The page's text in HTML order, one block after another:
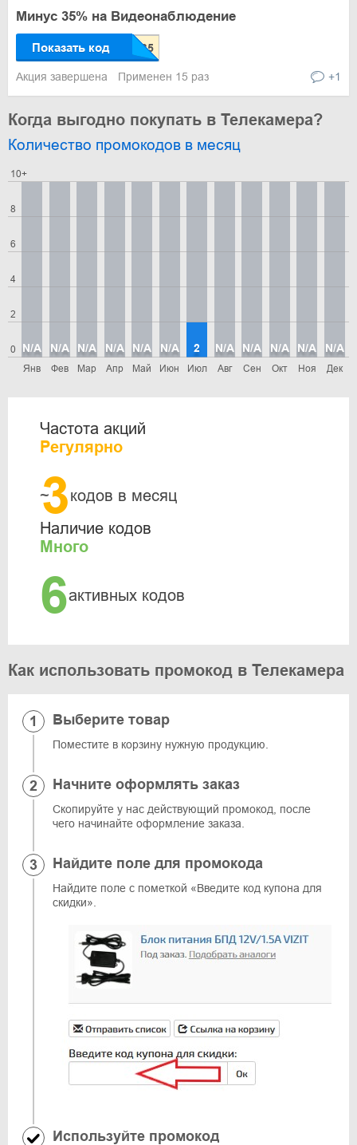
Минус 35% на Видеонаблюдение
Показать код
Акция завершена Применен 15 раз +1
Когда выгодно покупать в Телекамера?
Количество промокодов в месяц
0
2
4
6
8
10+
Янв
N/A
Фев
N/A
Мар
N/A
Апр
N/A
Май
N/A
Июн
N/A
Июл
2
Авг
N/A
Сен
N/A
Окт
N/A
Ноя
N/A
Дек
N/A
Частота акций
Регулярно
~
3кодов в месяц
Наличие кодов
Много
6активных кодов
Как использовать промокод в Телекамера
Выберите товар
Поместите в корзину нужную продукцию.
Начните оформлять заказ
Скопируйте у нас действующий промокод, после
чего начинайте оформление заказа.
Найдите поле для промокода
Найдите поле с пометкой «Введите код купона для
скидки».
Используйте промокод